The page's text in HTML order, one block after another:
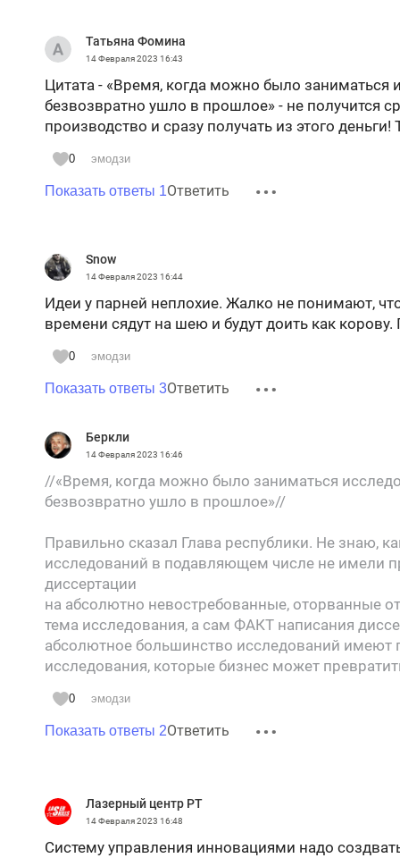
Татьяна Фомина
14 Февраля 2023 16:43
Цитата - «Время, когда можно было заниматься
безвозвратно ушло в прошлое» - не получится
производство и сразу получать из этого
0 эмодзи
Показать ответы 1Ответить
Snow
14 Февраля 2023 16:44
Идеи у парней неплохие. Жалко не понимают,
времени сядут на шею и будут доить как
0 эмодзи
Показать ответы 3Ответить
Беркли
14 Февраля 2023 16:46
//«Время, когда можно было заниматься
безвозвратно ушло в прошлое»//
Правильно сказал Глава республики. Не знаю,
исследований в подавляющем числе не имели
диссертации
на абсолютно невостребованные, оторванные
тема исследования, а сам ФАКТ написания
абсолютное большинство исследований имеют
исследования, которые бизнес может
0 эмодзи
Показать ответы 2Ответить
Лазерный центр РТ
14 Февраля 2023 16:48
Систему управления инновациями надо